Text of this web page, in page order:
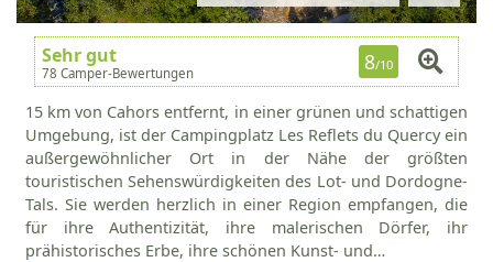
Sehr gut
78 Camper-Bewertungen 8/10
15 km von Cahors entfernt, in einer grünen und schattigen
Umgebung, ist der Campingplatz Les Reflets du Quercy ein
außergewöhnlicher Ort in der Nähe der größten
touristischen Sehenswürdigkeiten des Lot- und Dordogne-
Tals. Sie werden herzlich in einer Region empfangen, die
für ihre Authentizität, ihre malerischen Dörfer, ihr
prähistorisches Erbe, ihre schönen Kunst- und…